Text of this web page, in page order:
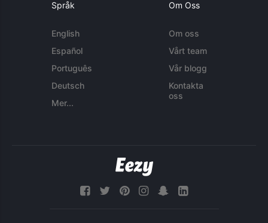
Språk
English
Español
Português
Deutsch
Mer...
Om Oss
Om oss
Vårt team
Vår blogg
Kontakta
oss